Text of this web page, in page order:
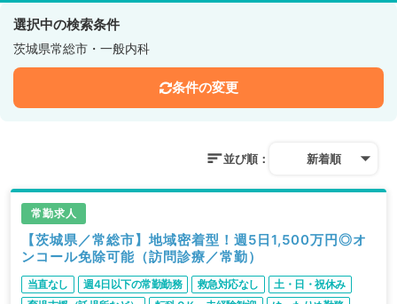
選択中の検索条件
茨城県常総市・一般内科
条件の変更
並び順： 新着順
常勤求人
【茨城県／常総市】地域密着型！週5日1,500万円◎オ
ンコール免除可能（訪問診療／常勤）
当直なし 週4日以下の常勤勤務 救急対応なし
土・日・祝休み